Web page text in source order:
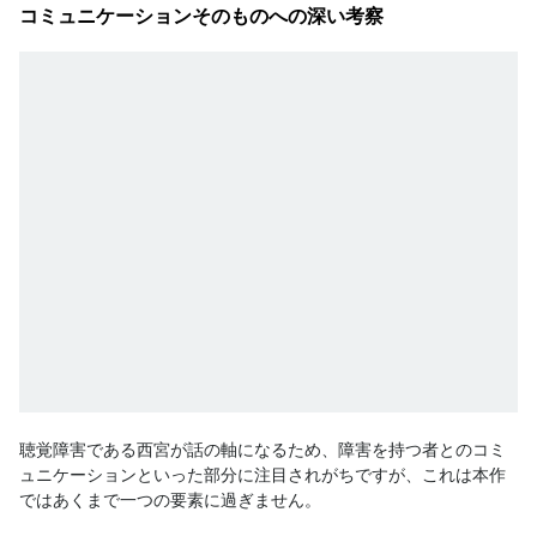
コミュニケーションそのものへの深い考察
聴覚障害である西宮が話の軸になるため、障害を持つ者とのコミ
ュニケーションといった部分に注目されがちですが、これは本作
ではあくまで一つの要素に過ぎません。